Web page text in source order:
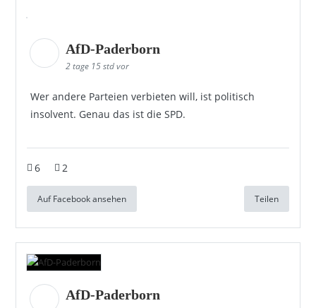
AfD-Paderborn
2 tage 15 std vor
Wer andere Parteien verbieten will, ist politisch
insolvent. Genau das ist die SPD.
6 2
Auf Facebook ansehen Teilen
AfD-Paderborn